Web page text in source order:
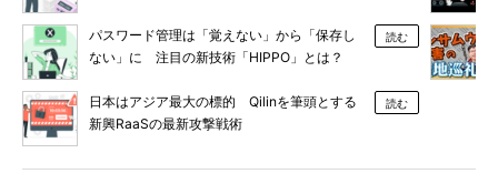
パスワード管理は「覚えない」から「保存し
ない」に 注目の新技術「HIPPO」とは？
読む
日本はアジア最大の標的 Qilinを筆頭とする
新興RaaSの最新攻撃戦術
読む